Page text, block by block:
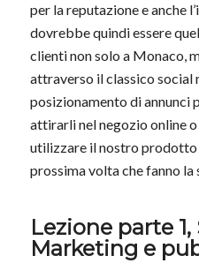
per la reputazione e anche
dovrebbe quindi essere
clienti non solo a Monaco,
attraverso il classico social
posizionamento di annunci
attirarli nel negozio online
utilizzare il nostro prodotto
prossima volta che fanno la
Lezione parte
Marketing e